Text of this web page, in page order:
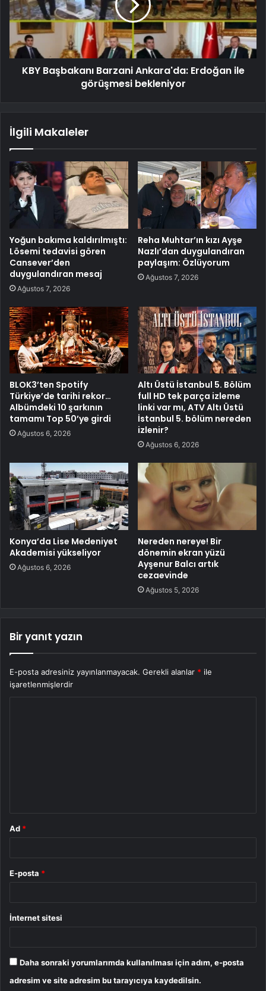
KBY Başbakanı Barzani Ankara'da: Erdoğan ile
görüşmesi bekleniyor
İlgili Makaleler
Yoğun bakıma kaldırılmıştı:
Lösemi tedavisi gören
Cansever’den
duygulandıran mesaj
Ağustos 7, 2026
Reha Muhtar’ın kızı Ayşe
Nazlı’dan duygulandıran
paylaşım: Özlüyorum
Ağustos 7, 2026
BLOK3’ten Spotify
Türkiye’de tarihi rekor…
Albümdeki 10 şarkının
tamamı Top 50’ye girdi
Ağustos 6, 2026
Altı Üstü İstanbul 5. Bölüm
full HD tek parça izleme
linki var mı, ATV Altı Üstü
İstanbul 5. bölüm nereden
izlenir?
Ağustos 6, 2026
Konya’da Lise Medeniyet
Akademisi yükseliyor
Ağustos 6, 2026
Nereden nereye! Bir
dönemin ekran yüzü
Ayşenur Balcı artık
cezaevinde
Ağustos 5, 2026
Bir yanıt yazın
E-posta adresiniz yayınlanmayacak. Gerekli alanlar * ile
işaretlenmişlerdir
Ad *
E-posta *
İnternet sitesi
Daha sonraki yorumlarımda kullanılması için adım, e-posta
adresim ve site adresim bu tarayıcıya kaydedilsin.